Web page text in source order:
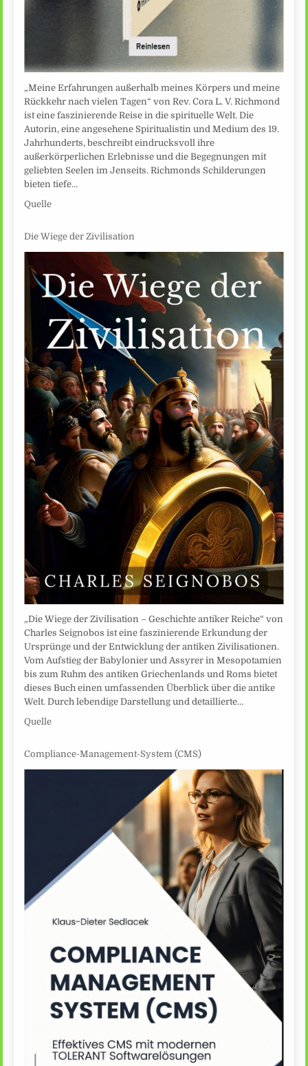
„Meine Erfahrungen außerhalb meines Körpers und meine
Rückkehr nach vielen Tagen“ von Rev. Cora L. V. Richmond
ist eine faszinierende Reise in die spirituelle Welt. Die
Autorin, eine angesehene Spiritualistin und Medium des 19.
Jahrhunderts, beschreibt eindrucksvoll ihre
außerkörperlichen Erlebnisse und die Begegnungen mit
geliebten Seelen im Jenseits. Richmonds Schilderungen
bieten tiefe…
Quelle
Die Wiege der Zivilisation
„Die Wiege der Zivilisation – Geschichte antiker Reiche“ von
Charles Seignobos ist eine faszinierende Erkundung der
Ursprünge und der Entwicklung der antiken Zivilisationen.
Vom Aufstieg der Babylonier und Assyrer in Mesopotamien
bis zum Ruhm des antiken Griechenlands und Roms bietet
dieses Buch einen umfassenden Überblick über die antike
Welt. Durch lebendige Darstellung und detaillierte…
Quelle
Compliance-Management-System (CMS)